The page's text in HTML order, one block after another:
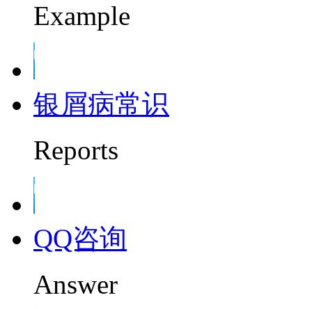
Example
银屑病常识
Reports
QQ咨询
Answer